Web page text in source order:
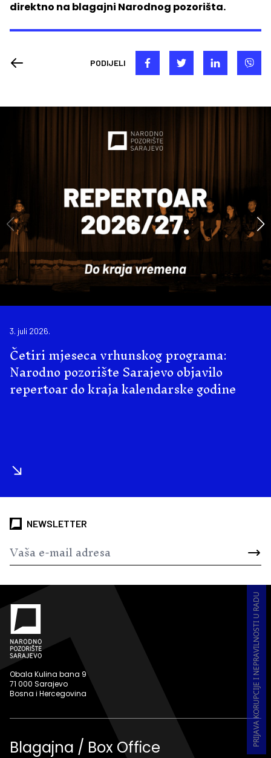
direktno na blagajni Narodnog pozorišta.
PODIJELI
3. juli 2026.
Četiri mjeseca vrhunskog programa:
Narodno pozorište Sarajevo objavilo
repertoar do kraja kalendarske godine
NEWSLETTER
PRIJAVA KORUPCIJE I NEPRAVILNOSTI U RADU
Obala Kulina bana 9
71 000 Sarajevo
Bosna i Hercegovina
Blagajna / Box Office